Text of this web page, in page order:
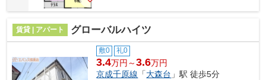
賃貸 | アパート グローバルハイツ
敷0 礼0
3.4万円～3.6万円
京成千原線 「大森台 」駅 徒歩5分